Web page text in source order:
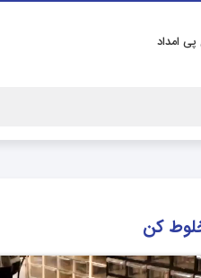
پی امداد
کن